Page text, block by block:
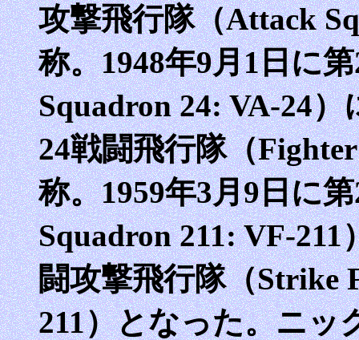
攻撃飛行隊（Attack
称。1948年9月1日に
Squadron 24: VA-24
24戦闘飛行隊（
称。1959年3月9日に
Squadron 211: VF-
闘攻撃飛行隊（Strike
211）となった。ニッ